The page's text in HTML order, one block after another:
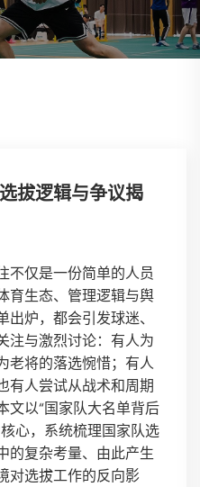
拔逻辑与争议揭
不仅是一份简单的人员
育生态、管理逻辑与舆
炉，都会引发球迷、
注与激烈讨论：有人为
老将的落选惋惜；有人
有人尝试从战术和周期
文以“国家队大名单背后
心，系统梳理国家队选
的复杂考量、由此产生
对选拔工作的反向影